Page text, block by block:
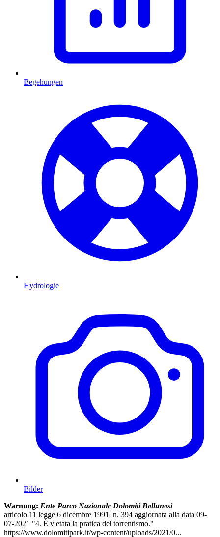
Begehungen
Hydrologie
Bilder
Warnung: Ente Parco Nazionale Dolomiti Bellunesi
articolo 11 legge 6 dicembre 1991, n. 394 aggiornata alla data 09-
07-2021 "4. È vietata la pratica del torrentismo."
https://www.dolomitipark.it/wp-content/uploads/2021/0...